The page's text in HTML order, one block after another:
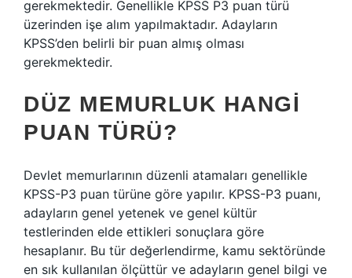
gerekmektedir. Genellikle KPSS P3 puan türü
üzerinden işe alım yapılmaktadır. Adayların
KPSS’den belirli bir puan almış olması
gerekmektedir.
DÜZ MEMURLUK HANGI
PUAN TÜRÜ?
Devlet memurlarının düzenli atamaları genellikle
KPSS-P3 puan türüne göre yapılır. KPSS-P3 puanı,
adayların genel yetenek ve genel kültür
testlerinden elde ettikleri sonuçlara göre
hesaplanır. Bu tür değerlendirme, kamu sektöründe
en sık kullanılan ölçüttür ve adayların genel bilgi ve